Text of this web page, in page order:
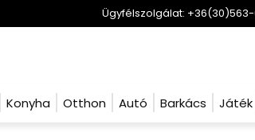
Ügyfélszolgálat:
Konyha Otthon Autó Barkács Játék